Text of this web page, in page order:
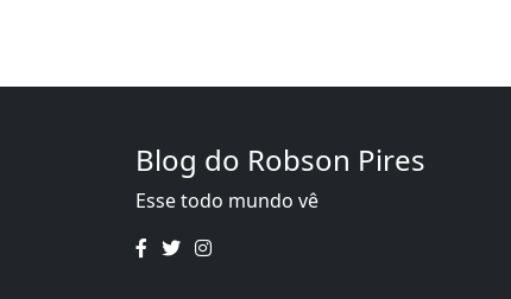
Blog do Robson Pires
Esse todo mundo vê